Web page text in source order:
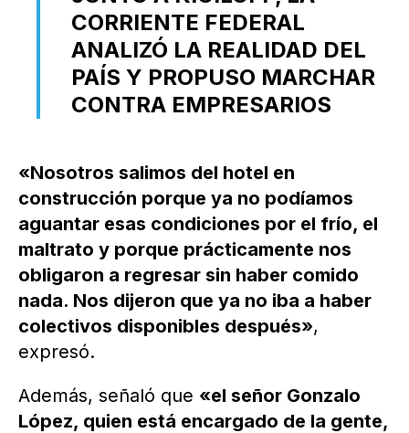
CORRIENTE FEDERAL
ANALIZÓ LA REALIDAD DEL
PAÍS Y PROPUSO MARCHAR
CONTRA EMPRESARIOS
«Nosotros salimos del hotel en
construcción porque ya no podíamos
aguantar esas condiciones por el frío, el
maltrato y porque prácticamente nos
obligaron a regresar sin haber comido
nada. Nos dijeron que ya no iba a haber
colectivos disponibles después»,
expresó.
Además, señaló que «el señor Gonzalo
López, quien está encargado de la gente,